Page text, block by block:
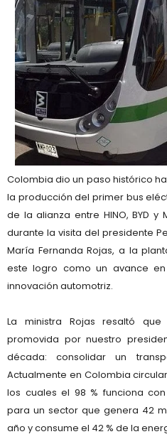
Colombia dio un paso histórico
la producción del primer bus
de la alianza entre HINO, BYD y
durante la visita del presidente
María Fernanda Rojas, a la
este logro como un avance
innovación automotriz.
La ministra Rojas resaltó
promovida por nuestro
década: consolidar un
Actualmente en Colombia
los cuales el 98 % funciona
para un sector que genera 42
año y consume el 42 % de la